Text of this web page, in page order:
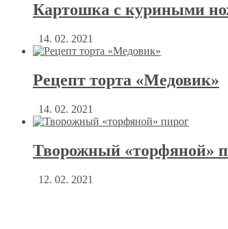
Картошка с куриными
14. 02. 2021
Рецепт торта «Медовик»
14. 02. 2021
Творожный «торфяной»
12. 02. 2021